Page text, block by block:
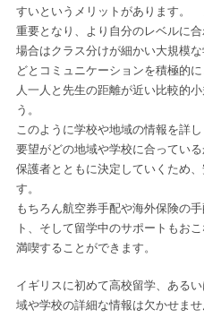
すいというメリットがあります。
重要となり、より自分のレベルに
場合はクラス分けが細かい大規模
どとコミュニケーションを積極的
人一人と先生の距離が近い比較的
う。
このように学校や地域の情報を詳
要望がどの地域や学校に合ってい
保護者とともに決定していくため
す。
もちろん航空券手配や海外保険の
ト、そして留学中のサポートもお
満喫することができます。
イギリスに初めて高校留学、ある
域や学校の詳細な情報は欠かせま